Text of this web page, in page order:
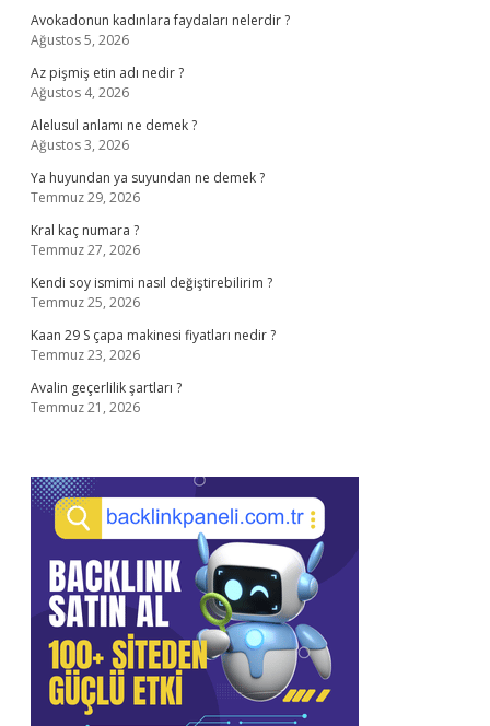
Avokadonun kadınlara faydaları nelerdir ?
Ağustos 5, 2026
Az pişmiş etin adı nedir ?
Ağustos 4, 2026
Alelusul anlamı ne demek ?
Ağustos 3, 2026
Ya huyundan ya suyundan ne demek ?
Temmuz 29, 2026
Kral kaç numara ?
Temmuz 27, 2026
Kendi soy ismimi nasıl değiştirebilirim ?
Temmuz 25, 2026
Kaan 29 S çapa makinesi fiyatları nedir ?
Temmuz 23, 2026
Avalin geçerlilik şartları ?
Temmuz 21, 2026